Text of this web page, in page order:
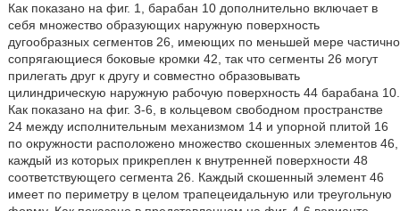
Как показано на фиг. 1, барабан 10 дополнительно включает в
себя множество образующих наружную поверхность
дугообразных сегментов 26, имеющих по меньшей мере частично
сопрягающиеся боковые кромки 42, так что сегменты 26 могут
прилегать друг к другу и совместно образовывать
цилиндрическую наружную рабочую поверхность 44 барабана 10.
Как показано на фиг. 3-6, в кольцевом свободном пространстве
24 между исполнительным механизмом 14 и упорной плитой 16
по окружности расположено множество скошенных элементов 46,
каждый из которых прикреплен к внутренней поверхности 48
соответствующего сегмента 26. Каждый скошенный элемент 46
имеет по периметру в целом трапецеидальную или треугольную